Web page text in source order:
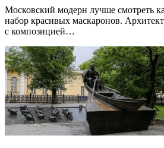
Московский модерн лучше смотреть
набор красивых маскаронов.
с композицией…